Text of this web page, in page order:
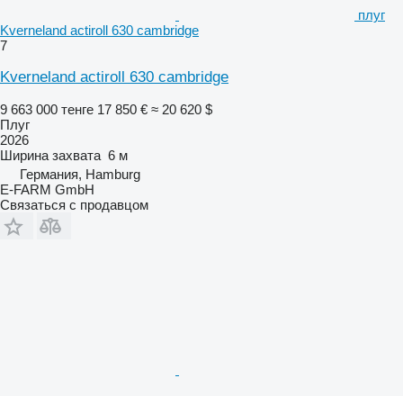
плуг
Kverneland actiroll 630 cambridge
7
Kverneland actiroll 630 cambridge
9 663 000 тенге 17 850 € ≈ 20 620 $
Плуг
2026
Ширина захвата 6 м
Германия, Hamburg
E-FARM GmbH
Связаться с продавцом